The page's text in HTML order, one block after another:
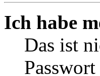
Ich habe
Das ist